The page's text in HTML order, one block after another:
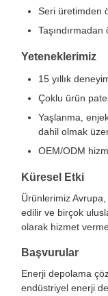
Seri üretimden
Yeteneklerimiz
15 yıllık
Çoklu ürün
Yaşlanma,
dahil olmak
OEM/ODM
Küresel Etki
Ürünlerimiz
edilir ve birçok
olarak hizmet
Başvurular
Enerji depolama
endüstriyel enerji